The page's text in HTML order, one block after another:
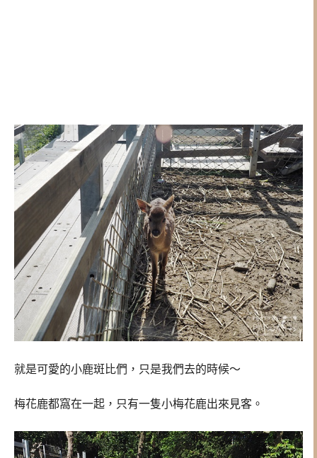
就是可愛的小鹿斑比們，只是我們去的時候～
梅花鹿都窩在一起，只有一隻小梅花鹿出來見客。